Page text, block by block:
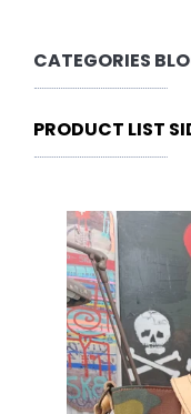
CATEGORIES
PRODUCT LIST